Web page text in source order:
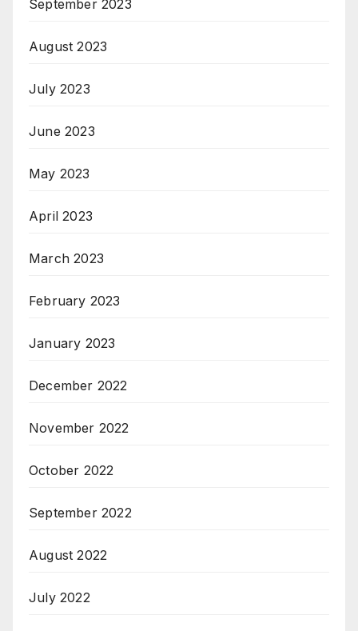
September 2023
August 2023
July 2023
June 2023
May 2023
April 2023
March 2023
February 2023
January 2023
December 2022
November 2022
October 2022
September 2022
August 2022
July 2022